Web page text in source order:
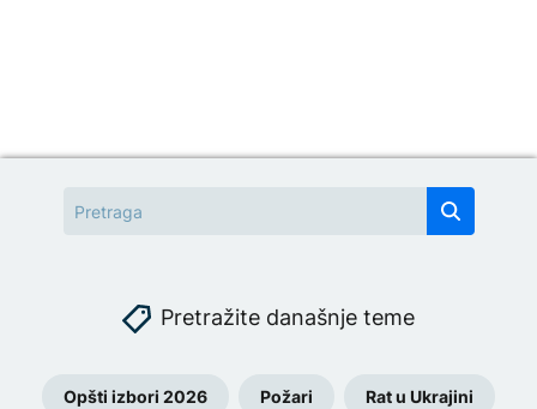
Pretražite današnje teme
Opšti izbori 2026 Požari Rat u Ukrajini